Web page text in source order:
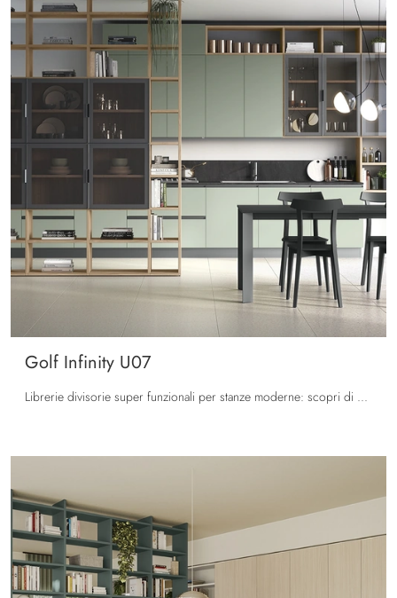
Golf Infinity U07
Librerie divisorie super funzionali per stanze moderne: scopri di più sul modello Golf Infinity U07 dell'azienda Colombini Casa!